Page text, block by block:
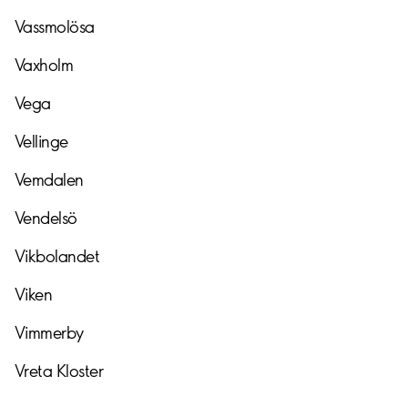
Vassmolösa
Vaxholm
Vega
Vellinge
Vemdalen
Vendelsö
Vikbolandet
Viken
Vimmerby
Vreta Kloster